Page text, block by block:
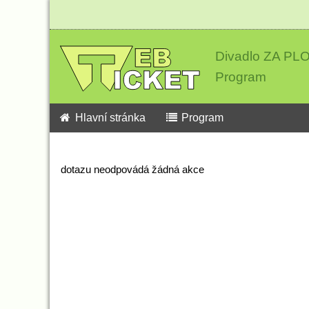
Divadlo ZA
Program
Hlavní stránka Program
dotazu neodpovádá žádná akce